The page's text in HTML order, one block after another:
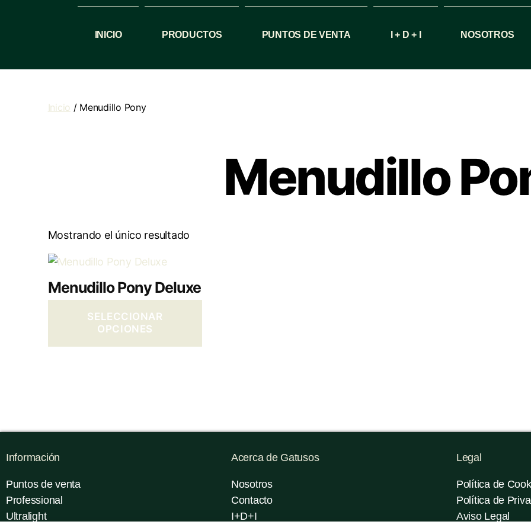
INICIO PRODUCTOS PUNTOS DE VENTA I + D + I NOSOTROS
Inicio / Menudillo Pony
Menudillo
Mostrando el único resultado
Menudillo Pony Deluxe
SELECCIONAR
OPCIONES
Información
Puntos de venta
Professional
Ultralight
Acerca de Gatusos
Nosotros
Contacto
I+D+I
Legal
Política de
Política de
Aviso Legal